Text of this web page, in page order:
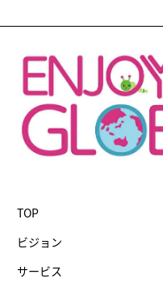
TOP
ビジョン
サービス